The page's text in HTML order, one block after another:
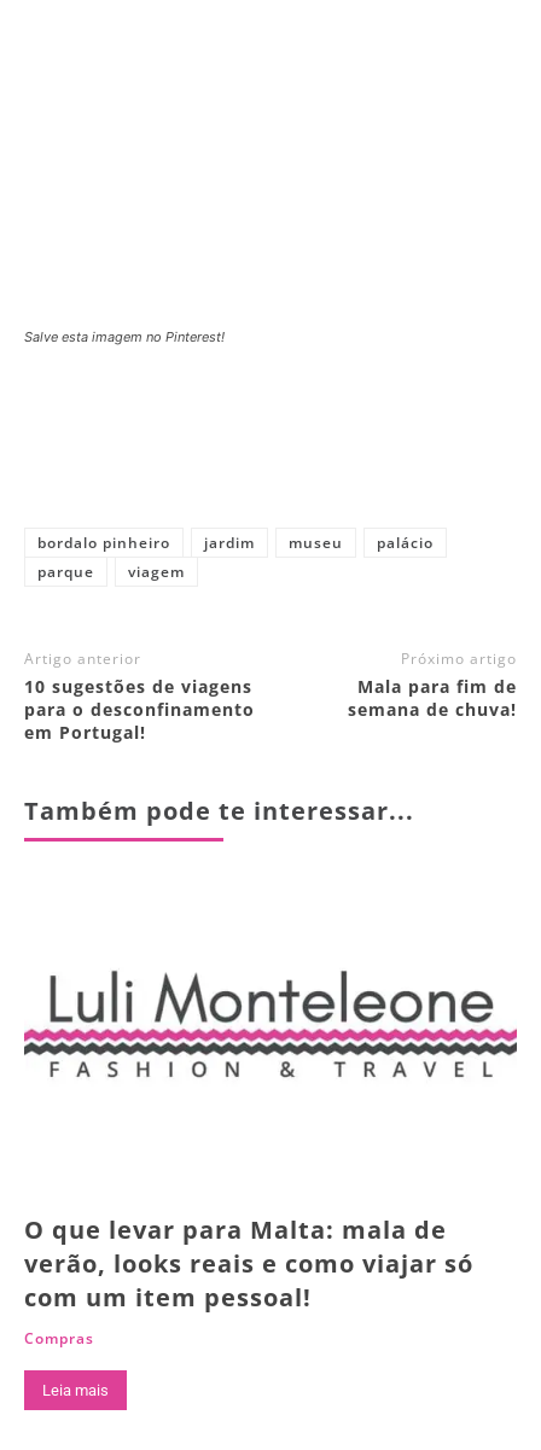
Salve esta imagem no Pinterest!
bordalo pinheiro jardim museu
palácio
parque
viagem
Artigo anterior
10 sugestões de viagens
para o desconfinamento
em Portugal!
Próximo artigo
Mala para fim de
semana de chuva!
Também pode te interessar...
O que levar para Malta: mala de
verão, looks reais e como viajar só
com um item pessoal!
Compras
Leia mais